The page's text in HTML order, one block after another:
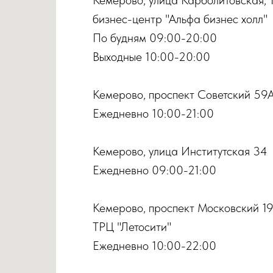
бизнес-центр "Альфа бизнес холл"
По будням 09:00-20:00
Выходные 10:00-20:00
Кемерово, проспект Советский
Ежедневно 10:00-21:00
Кемерово, улица Институтская 34
Ежедневно 09:00-21:00
Кемерово, проспект Московский 19
ТРЦ "Летосити"
Ежедневно 10:00-22:00